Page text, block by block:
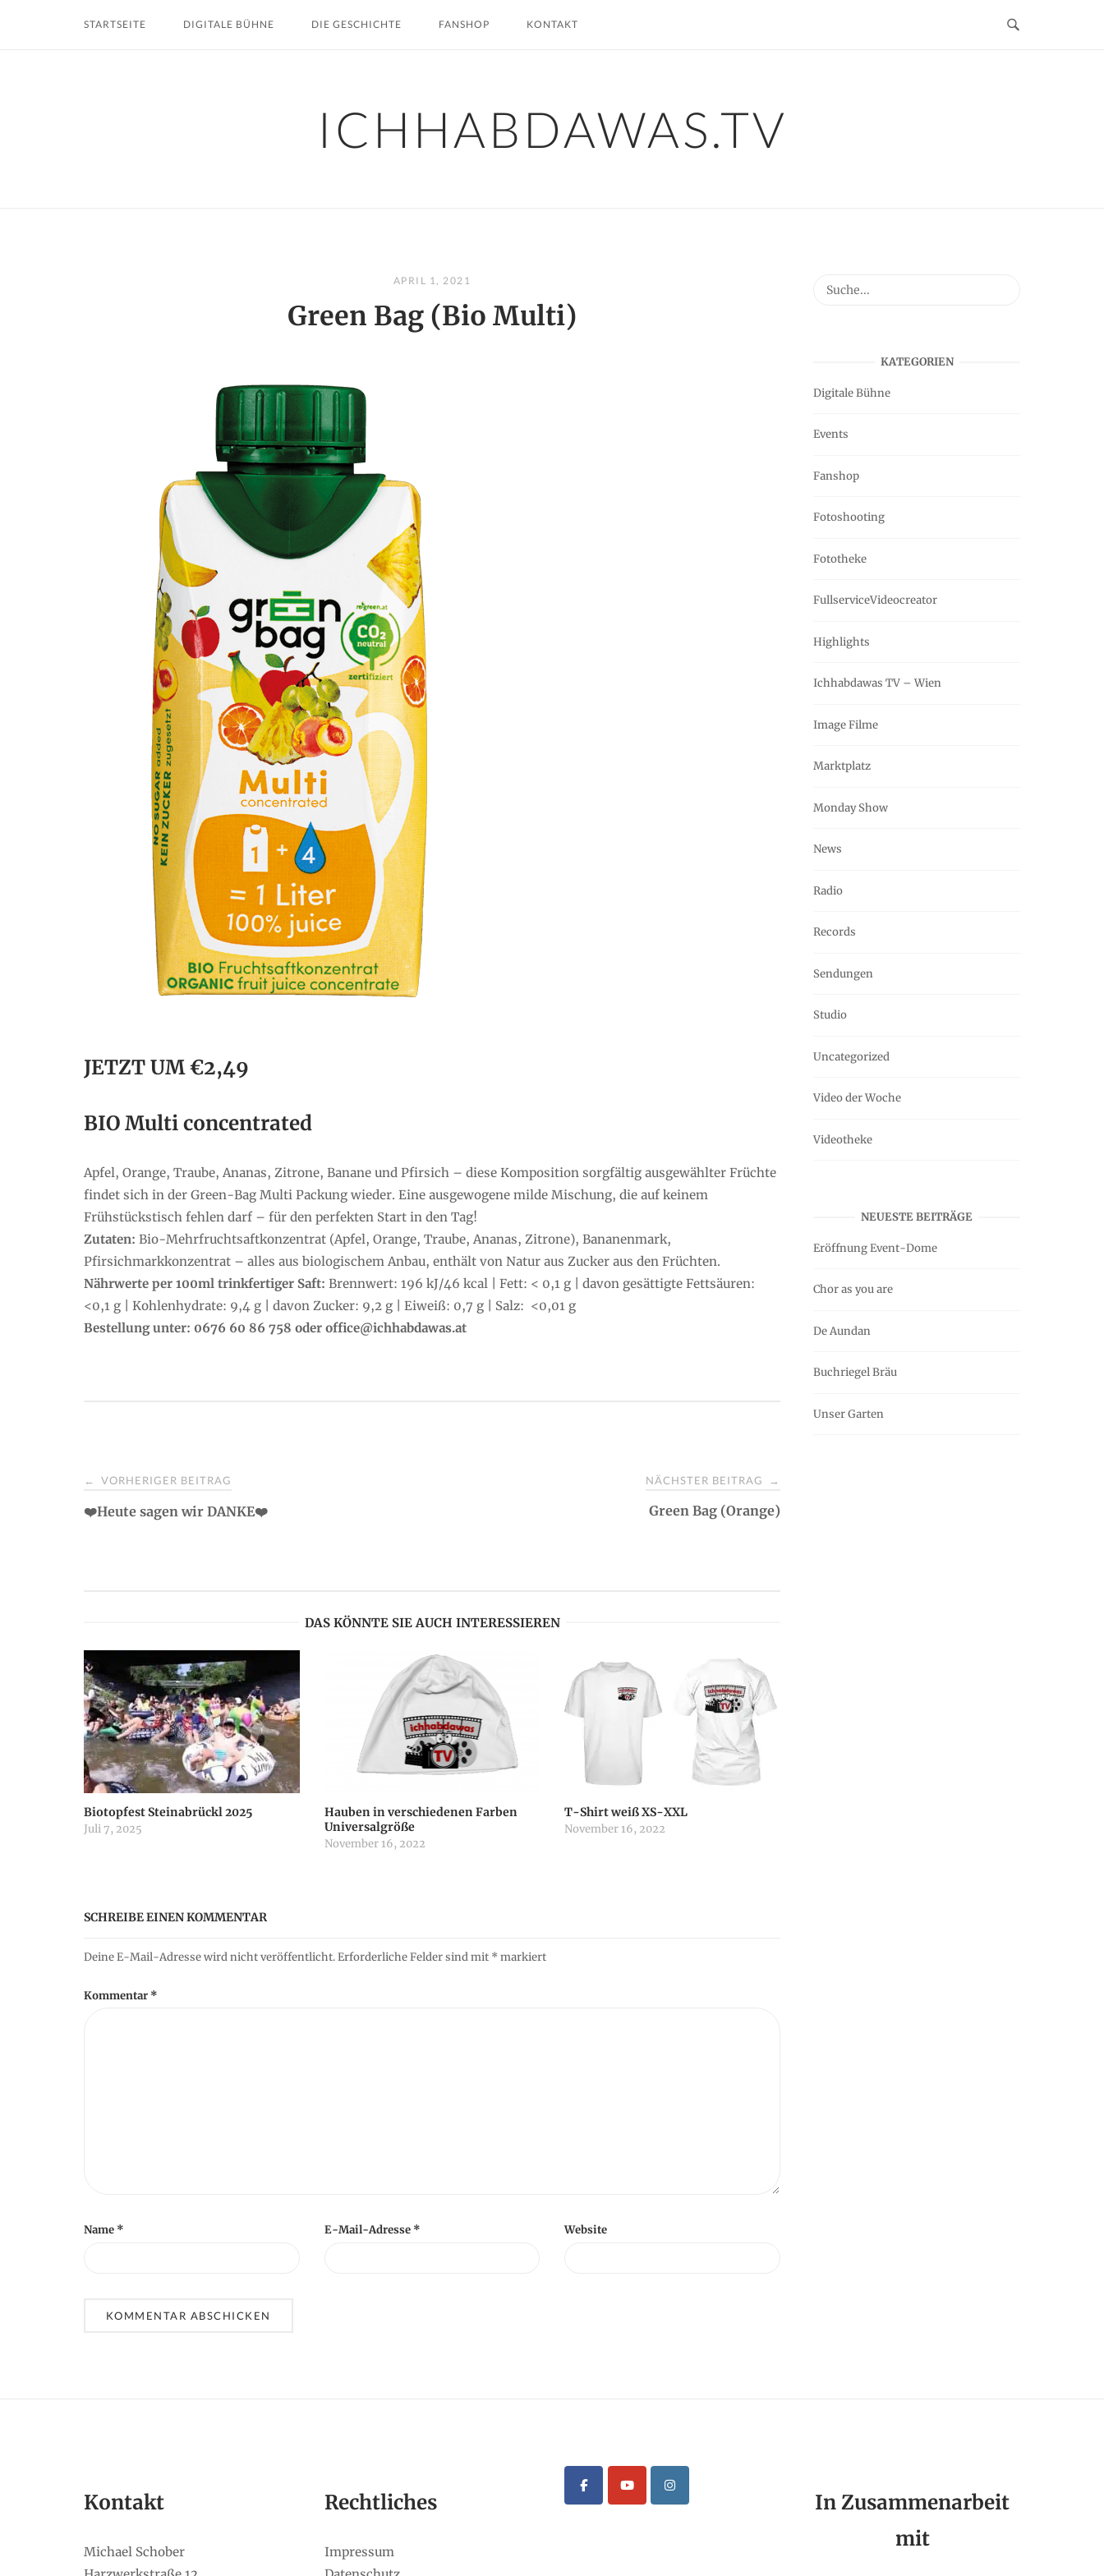
STARTSEITE DIGITALE BÜHNE DIE GESCHICHTE FANSHOP KONTAKT
ICHHABDAWAS.TV
APRIL 1, 2021
Green Bag (Bio Multi)
JETZT UM €2,49
BIO Multi concentrated
Apfel, Orange, Traube, Ananas, Zitrone, Banane und Pfirsich – diese Komposition sorgfältig ausgewählter Früchte
findet sich in der Green-Bag Multi Packung wieder. Eine ausgewogene milde Mischung, die auf keinem
Frühstückstisch fehlen darf – für den perfekten Start in den Tag!
Zutaten: Bio-Mehrfruchtsaftkonzentrat (Apfel, Orange, Traube, Ananas, Zitrone), Bananenmark,
Pfirsichmarkkonzentrat – alles aus biologischem Anbau, enthält von Natur aus Zucker aus den Früchten.
Nährwerte per 100ml trinkfertiger Saft: Brennwert: 196 kJ/46 kcal | Fett: < 0,1 g | davon gesättigte Fettsäuren:
<0,1 g | Kohlenhydrate: 9,4 g | davon Zucker: 9,2 g | Eiweiß: 0,7 g | Salz: <0,01 g
Bestellung unter: 0676 60 86 758 oder office@ichhabdawas.at
P
n
a
v
i
g
t
i
← VORHERIGER BEITRAG
❤️Heute sagen wir DANKE❤️
NÄCHSTER BEITRAG →
Green Bag (Orange)
DAS KÖNNTE SIE AUCH INTERESSIEREN
Biotopfest Steinabrückl 2025
Juli 7, 2025
Hauben in verschiedenen Farben
Universalgröße
November 16, 2022
T-Shirt weiß XS-XXL
November 16, 2022
SCHREIBE EINEN KOMMENTAR
Deine E-Mail-Adresse wird nicht veröffentlicht.Erforderliche Felder sind mit * markiert
Kommentar *
Name * E-Mail-Adresse * Website
KATEGORIEN
Digitale Bühne
Events
Fanshop
Fotoshooting
Fototheke
FullserviceVideocreator
Highlights
Ichhabdawas TV – Wien
Image Filme
Marktplatz
Monday Show
News
Radio
Records
Sendungen
Studio
Uncategorized
Video der Woche
Videotheke
NEUESTE BEITRÄGE
Eröffnung Event-Dome
Chor as you are
De Aundan
Buchriegel Bräu
Unser Garten
Kontakt
Michael Schober
Rechtliches
Impressum
In Zusammenarbeit
mit